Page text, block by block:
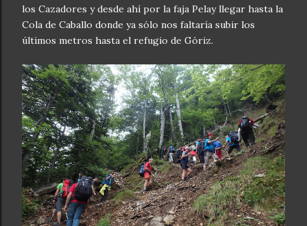
los Cazadores y desde ahí por la faja Pelay llegar hasta la
Cola de Caballo donde ya sólo nos faltaría subir los
últimos metros hasta el refugio de Góriz.